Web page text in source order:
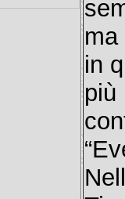
in